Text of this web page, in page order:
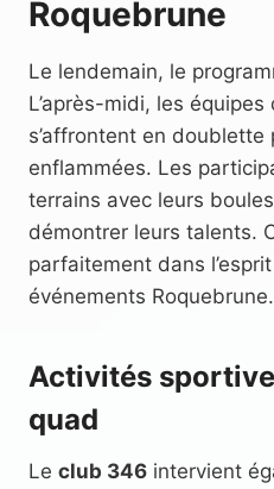
Roquebrune
Le lendemain, le
L’après-midi, les
s’affrontent en doublette
enflammées. Les
terrains avec leurs
démontrer leurs talents.
parfaitement dans
événements Roquebrune.
Activités
quad
Le club 346 intervient